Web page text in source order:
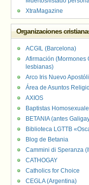
XtraMagazine
Organizaciones
ACGIL (Barcelona)
Afirmación (Mormones
lesbianas)
Arco Iris Nuevo
Área de Asuntos
AXIOS
Baptistas
BETANIA (antes
Biblioteca LGTTB
Blog de Betania
Cammini di Speranza
CATHOGAY
Catholics for Choice
CEGLA (Argentina)